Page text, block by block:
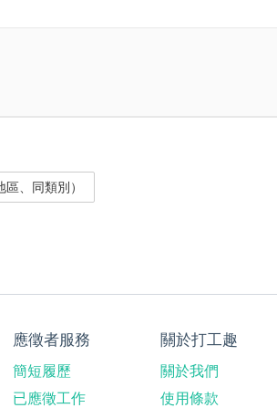
應徵者服務
簡短履歷
已應徵工作
關於打工趣
關於我們
使用條款